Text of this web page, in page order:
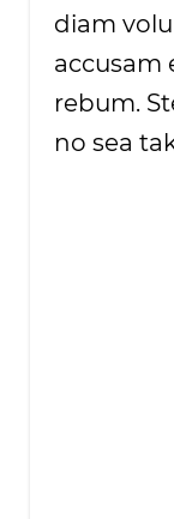
diam
accusam
rebum.
no sea